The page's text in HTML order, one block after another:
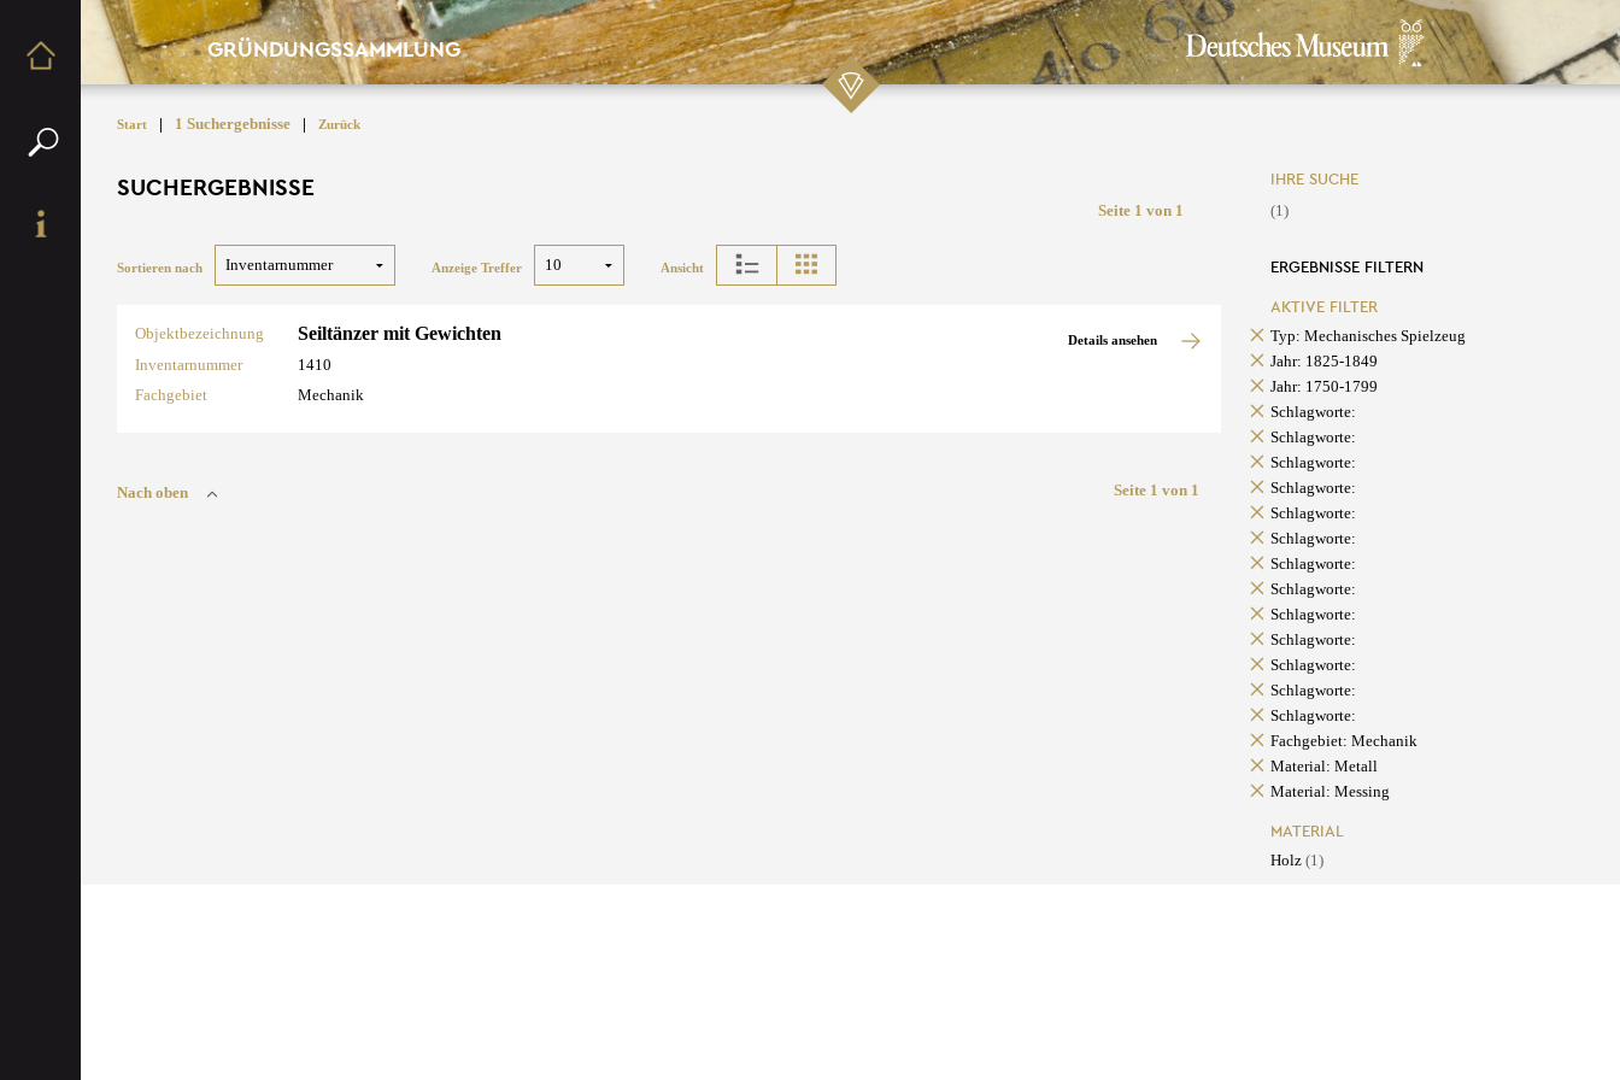
GRÜNDUNGSSAMMLUNG
Start | 1 Suchergebnisse | Zurück
SUCHERGEBNISSE
Seite 1 von 1
Sortieren nach Anzeige Treffer Ansicht
Objektbezeichnung Seiltänzer mit Gewichten
Inventarnummer
1410
Fachgebiet
Mechanik
Details ansehen
Nach oben Seite 1 von 1
IHRE SUCHE
(1)
ERGEBNISSE FILTERN
AKTIVE FILTER
Typ: Mechanisches Spielzeug
Jahr: 1825-1849
Jahr: 1750-1799
Schlagworte:
Schlagworte:
Schlagworte:
Schlagworte:
Schlagworte:
Schlagworte:
Schlagworte:
Schlagworte:
Schlagworte:
Schlagworte:
Schlagworte:
Schlagworte:
Schlagworte:
Fachgebiet: Mechanik
Material: Metall
Material: Messing
MATERIAL
Holz (1)